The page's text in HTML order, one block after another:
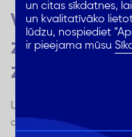
Vai vērts
zobu birsti
zobu birsti?
Uzzini visu par
atšķiras no
un citas sīkdatnes,
un kvalitatīvāko
lūdzu, nospiediet
ir pieejama mūsu